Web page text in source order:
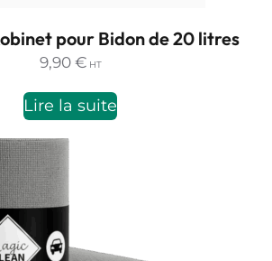
pour Bidon de 20 litres
9,90 € HT
Lire la suite